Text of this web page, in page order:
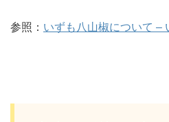
参照： いずも八山椒について –